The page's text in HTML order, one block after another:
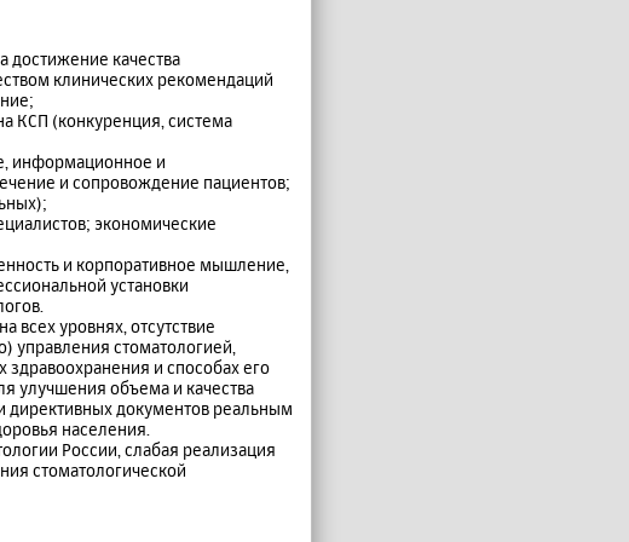
достижение качества
клинических рекомендаций
КСП (конкуренция, система
информационное и
и сопровождение пациентов;
экономические
и корпоративное мышление,
установки
всех уровнях, отсутствие
управления стоматологией,
здравоохранения и способах его
улучшения объема и качества
директивных документов реальным
населения.
России, слабая реализация
стоматологической